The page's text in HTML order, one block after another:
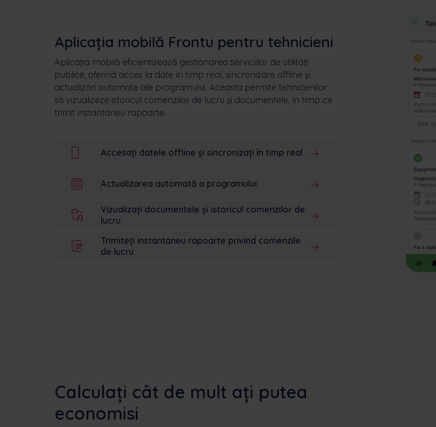
Aplicația mobilă Frontu pentru tehnicieni
Aplicația mobilă eficientizează gestionarea serviciilor de utilități
publice, oferind acces la date în timp real, sincronizare offline și
actualizări automate ale programului. Aceasta permite tehnicienilor
să vizualizeze istoricul comenzilor de lucru și documentele, în timp ce
trimit instantaneu rapoarte.
Accesați datele offline și sincronizați în timp real
Actualizarea automată a programului
Vizualizați documentele și istoricul comenzilor de
lucru
Trimiteți instantaneu rapoarte privind comenzile
de lucru
Calculați cât de mult ați putea
economisi